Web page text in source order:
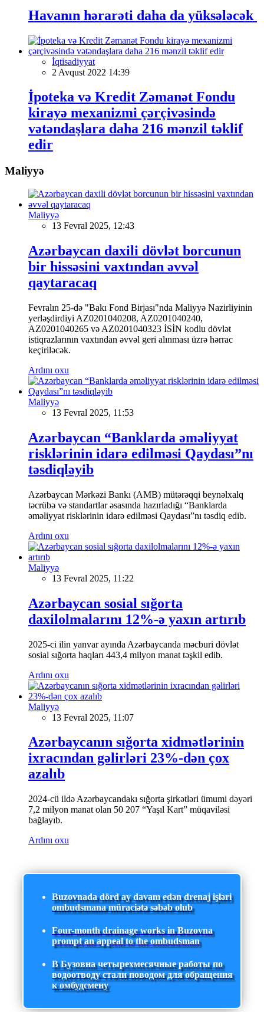
Havanın hərarəti daha da yüksələcək
İqtisadiyyat
2 Avqust 2022 14:39
İpoteka və Kredit Zəmanət Fondu
kirayə mexanizmi çərçivəsində
vətəndaşlara daha 216 mənzil təklif
edir
Maliyyə
Maliyyə
13 Fevral 2025, 12:43
Azərbaycan daxili dövlət borcunun
bir hissəsini vaxtından əvvəl
qaytaracaq
Fevralın 25-də "Bakı Fond Birjası"nda Maliyyə Nazirliyinin
yerləşdirdiyi AZ0201040208, AZ0201040240,
AZ0201040265 və AZ0201040323 İSİN kodlu dövlət
istiqrazlarının vaxtından əvvəl geri alınması üzrə hərrac
keçiriləcək.
Ardını oxu
Maliyyə
13 Fevral 2025, 11:53
Azərbaycan “Banklarda əməliyyat
risklərinin idarə edilməsi Qaydası”nı
təsdiqləyib
Azərbaycan Mərkəzi Bankı (AMB) mütərəqqi beynəlxalq
təcrübə və standartlar əsasında hazırladığı “Banklarda
əməliyyat risklərinin idarə edilməsi Qaydası”nı təsdiq edib.
Ardını oxu
Maliyyə
13 Fevral 2025, 11:22
Azərbaycan sosial sığorta
daxilolmalarını 12%-ə yaxın artırıb
2025-ci ilin yanvar ayında Azərbaycanda məcburi dövlət
sosial sığorta haqları 443,4 milyon manat təşkil edib.
Ardını oxu
Maliyyə
13 Fevral 2025, 11:07
Azərbaycanın sığorta xidmətlərinin
ixracından gəlirləri 23%-dən çox
azalıb
2024-cü ildə Azərbaycandakı sığorta şirkətləri ümumi dəyəri
7,2 milyon manat olan 50 207 “Yaşıl Kart” müqaviləsi
bağlayıb.
Ardını oxu
Buzovnada dörd ay davam edən drenaj işləri
ombudsmana müraciətə səbəb olub
Four-month drainage works in Buzovna
prompt an appeal to the ombudsman
В Бузовна четырехмесячные работы по
водоотводу стали поводом для обращения
к омбудсмену